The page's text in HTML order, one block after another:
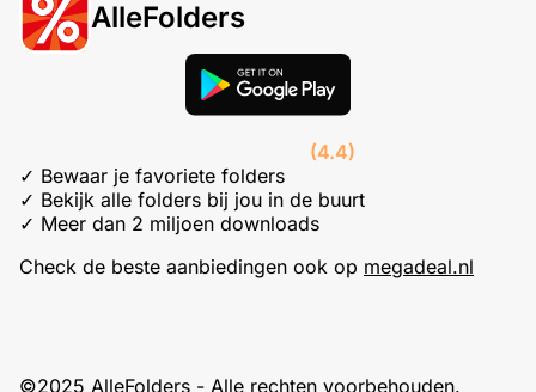
AlleFolders
(4.4)
✓ Bewaar je favoriete folders
✓ Bekijk alle folders bij jou in de buurt
✓ Meer dan 2 miljoen downloads
Check de beste aanbiedingen ook op megadeal.nl
©2025 AlleFolders - Alle rechten voorbehouden.